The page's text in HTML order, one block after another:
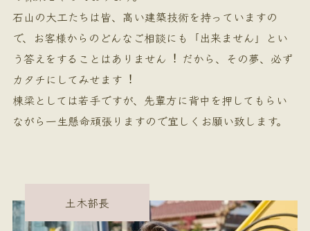
石山の大工たちは皆、高い建築技術を持っていますの
で、お客様からのどんなご相談にも「出来ません」とい
う答えをすることはありません︕ だから、その夢、必ず
カタチにしてみせます︕
棟梁としては若手ですが、先輩方に背中を押してもらい
ながら一生懸命頑張りますので宜しくお願い致します。
土木部長